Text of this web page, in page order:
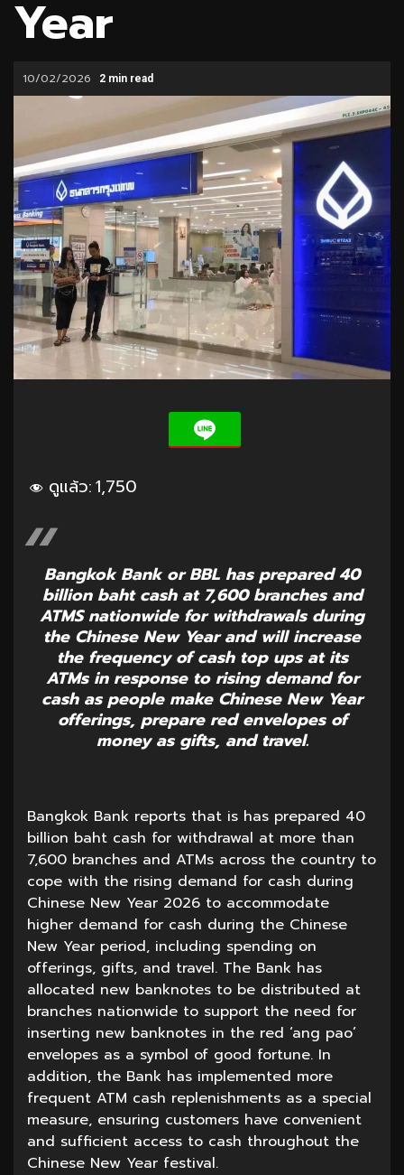
Year
10/02/2026 2 min read
ดูแล้ว:1,750
Bangkok Bank or BBL has prepared 40
billion baht cash at 7,600 branches and
ATMS nationwide for withdrawals during
the Chinese New Year and will increase
the frequency of cash top ups at its
ATMs in response to rising demand for
cash as people make Chinese New Year
offerings, prepare red envelopes of
money as gifts, and travel.
Bangkok Bank reports that is has prepared 40
billion baht cash for withdrawal at more than
7,600 branches and ATMs across the country to
cope with the rising demand for cash during
Chinese New Year 2026 to accommodate
higher demand for cash during the Chinese
New Year period, including spending on
offerings, gifts, and travel. The Bank has
allocated new banknotes to be distributed at
branches nationwide to support the need for
inserting new banknotes in the red ‘ang pao’
envelopes as a symbol of good fortune. In
addition, the Bank has implemented more
frequent ATM cash replenishments as a special
measure, ensuring customers have convenient
and sufficient access to cash throughout the
Chinese New Year festival.